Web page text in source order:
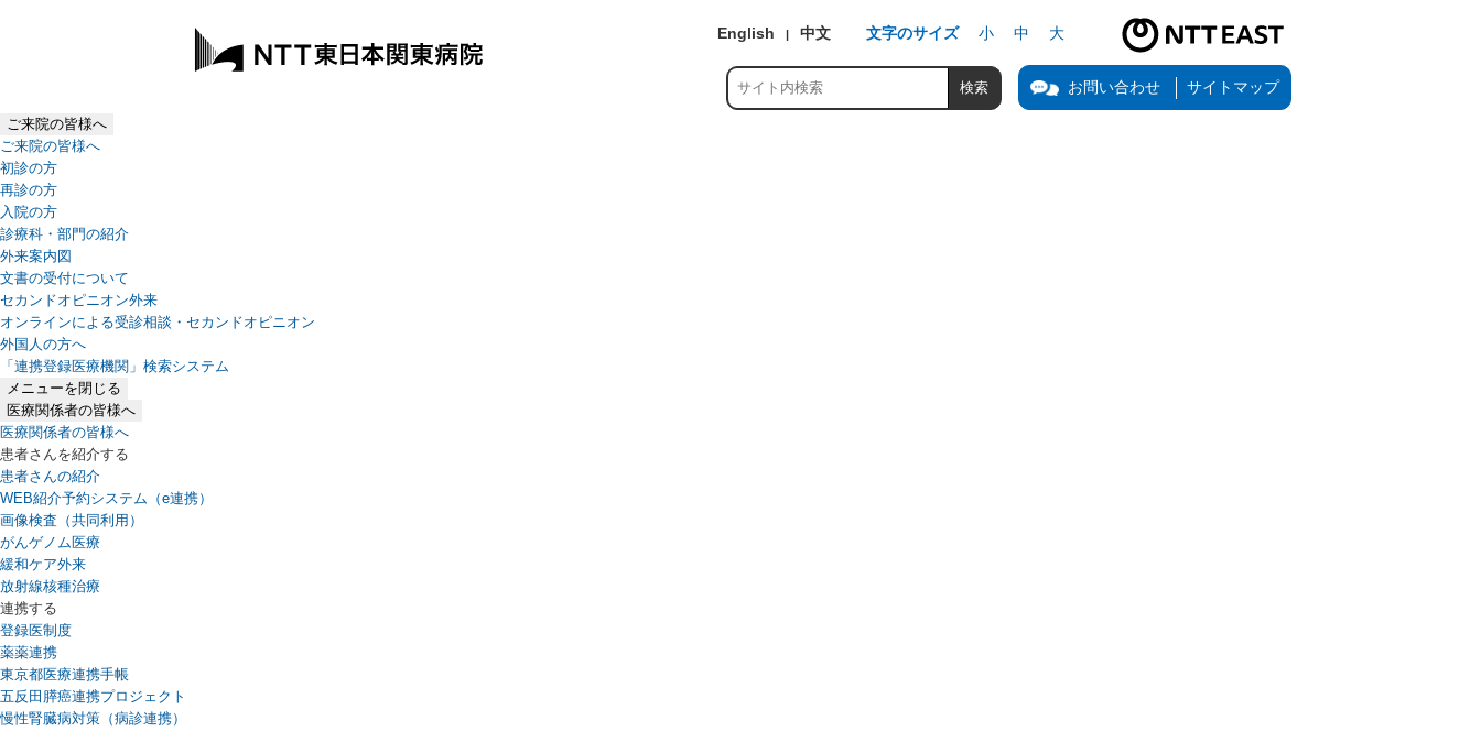
English 中文 文字のサイズ 小 中 大
NTT東日本公式サイト（新しいタブで開きます）
お問い合わせ サイトマップ
ご来院の皆様へ
ご来院の皆様へ
初診の方
再診の方
入院の方
診療科・部門の紹介
外来案内図
文書の受付について
セカンドオピニオン外来
オンラインによる受診相談・セカンドオピニオン
外国人の方へ
「連携登録医療機関」検索システム
（新しいタブで開きます）
メニューを閉じる
医療関係者の皆様へ
医療関係者の皆様へ
患者さんを紹介する
患者さんの紹介
WEB紹介予約システム（e連携）
（新しいタブで開きます）
画像検査（共同利用）
がんゲノム医療
緩和ケア外来
放射線核種治療
連携する
登録医制度
薬薬連携
東京都医療連携手帳
五反田膵癌連携プロジェクト
慢性腎臓病対策（病診連携）